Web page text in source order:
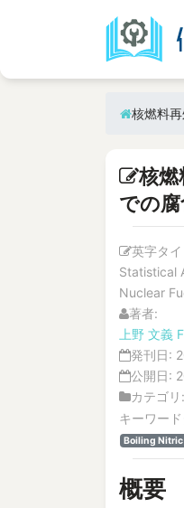
核燃料
核燃
での
英字タ
Statistical
Nuclear
著者:
上野 文義
発刊日:
公開日:
カテゴリ:
キーワー
Boiling
概要